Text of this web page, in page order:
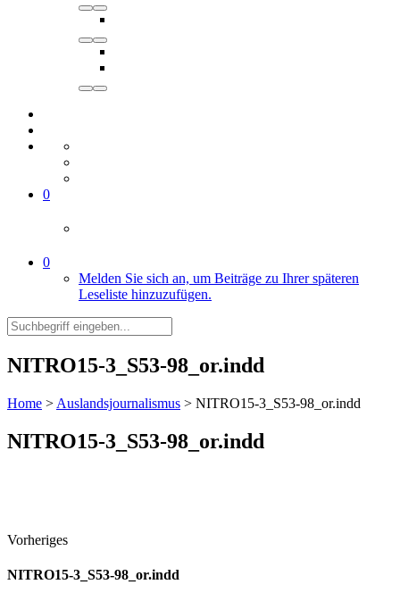
0
0
Melden Sie sich an, um Beiträge zu Ihrer späteren
Leseliste hinzuzufügen.
NITRO15-3_S53-98_or.indd
Home > Auslandsjournalismus > NITRO15-3_S53-98_or.indd
NITRO15-3_S53-98_or.indd
Vorheriges
NITRO15-3_S53-98_or.indd